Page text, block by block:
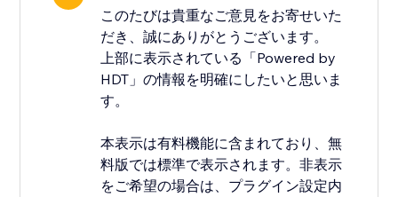
このたびは貴重なご意見をお寄せいた
だき、誠にありがとうございます。
上部に表示されている「Powered by
HDT」の情報を明確にしたいと思いま
す。
本表示は有料機能に含まれており、無
料版では標準で表示されます。非表示
をご希望の場合は、プラグイン設定内